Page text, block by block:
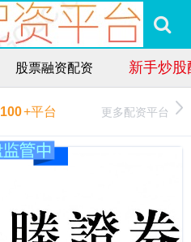
股票融资配资 新手炒
100+平台 更多配资平台